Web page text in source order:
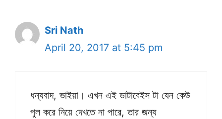
Sri Nath
April 20, 2017 at 5:45 pm
ধন্যবাদ, ভাইয়া। এখন এই ডাটাবেইস টা যেন কেউ
পুল করে নিয়ে দেখতে না পারে, তার জন্য